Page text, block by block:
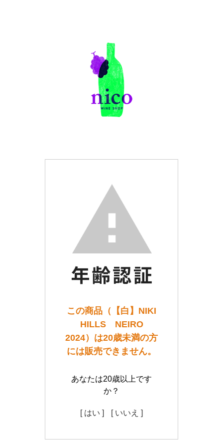
この商品（【白】NIKI
HILLS NEIRO
2024）は20歳未満の方
には販売できません。
あなたは20歳以上です
か？
[ はい ] [ いいえ ]